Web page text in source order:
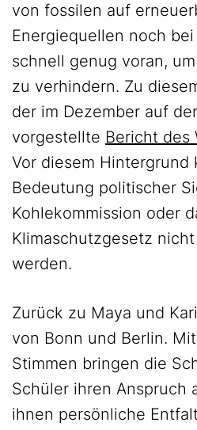
von fossilen auf
Energiequellen noch
schnell genug voran,
zu verhindern. Zu
der im Dezember auf
vorgestellte Bericht des
Vor diesem Hintergrund
Bedeutung politischer
Kohlekommission oder
Klimaschutzgesetz
werden.
Zurück zu Maya und
von Bonn und Berlin.
Stimmen bringen die
Schüler ihren Anspruch
ihnen persönliche